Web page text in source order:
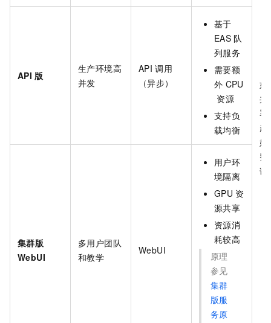
如
共
署
起
始
费
调
API 版
生产环境高
并发
API 调用
（异步）
基于
EAS 队
列服务
需要额
外 CPU
资源
支持负
载均衡
集群版
WebUI
多用户团队
和教学
WebUI
用户环
境隔离
GPU 资
源共享
资源消
耗较高
原理
参见
集群
版服
务原